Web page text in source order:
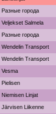
Разные города
Veljekset Salmela
Разные города
Wendelin Transport
Wendelin Transport
Vesma
Pielisen
Niemisen Linjat
Järvisen Liikenne